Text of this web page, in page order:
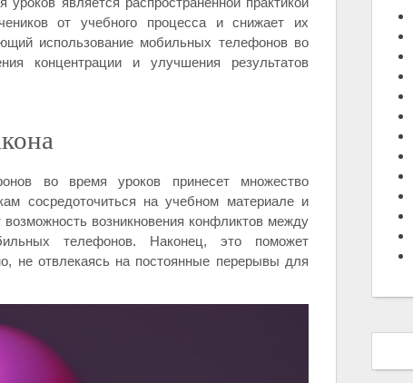
от учебного процесса и снижает их
использование мобильных телефонов во
концентрации и улучшения результатов
во время уроков принесет множество
сосредоточиться на учебном материале и
возникновения конфликтов между
телефонов. Наконец, это поможет
не отвлекаясь на постоянные перерывы для